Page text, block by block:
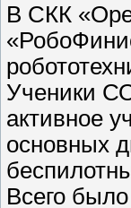
В СКК
Ученики
активное
основных
Всего